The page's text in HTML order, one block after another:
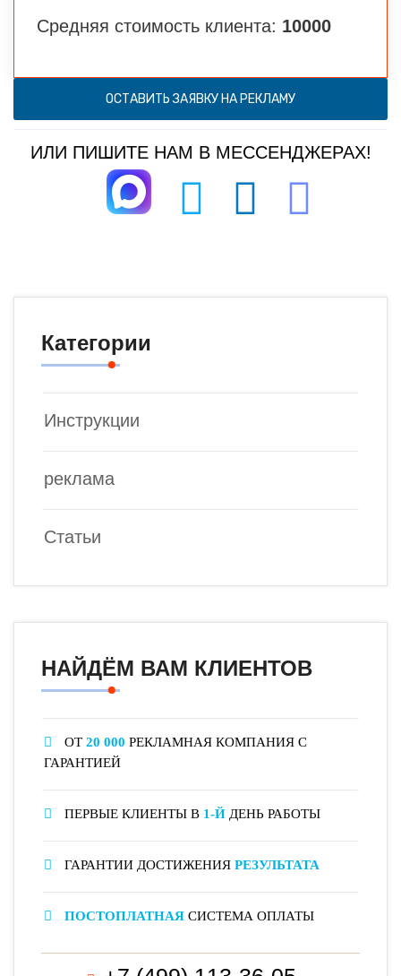
Средняя стоимость клиента: 10000
ОСТАВИТЬ ЗАЯВКУ НА РЕКЛАМУ
ИЛИ ПИШИТЕ НАМ В МЕССЕНДЖЕРАХ!
Категории
Инструкции
реклама
Статьи
НАЙДЁМ ВАМ КЛИЕНТОВ
ОТ 20 000 РЕКЛАМНАЯ КОМПАНИЯ С
ГАРАНТИЕЙ
ПЕРВЫЕ КЛИЕНТЫ В 1-Й ДЕНЬ РАБОТЫ
ГАРАНТИИ ДОСТИЖЕНИЯ РЕЗУЛЬТАТА
ПОСТОПЛАТНАЯ СИСТЕМА ОПЛАТЫ